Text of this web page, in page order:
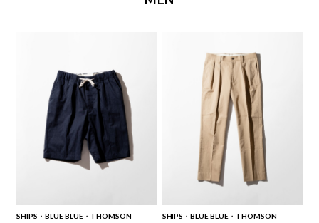
SHIPS・BLUE BLUE・THOMSON SHIPS・BLUE BLUE・THOMSON